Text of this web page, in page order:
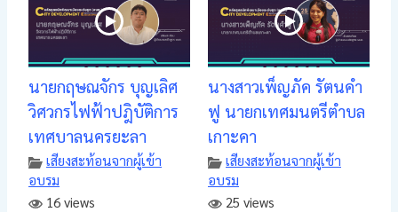
นายกฤษณจักร บุญเลิศ
วิศวกรไฟฟ้าปฎิบัติการ
เทศบาลนครยะลา
เสียงสะท้อนจากผู้เข้า
อบรม
16 views
นางสาวเพ็ญภัค รัตนคำ
ฟู นายกเทศมนตรีตำบล
เกาะคา
เสียงสะท้อนจากผู้เข้า
อบรม
25 views